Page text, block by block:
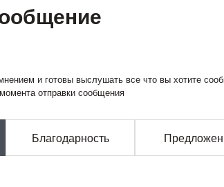
и готовы выслушать все что вы хотите
отправки сообщения
Благодарность